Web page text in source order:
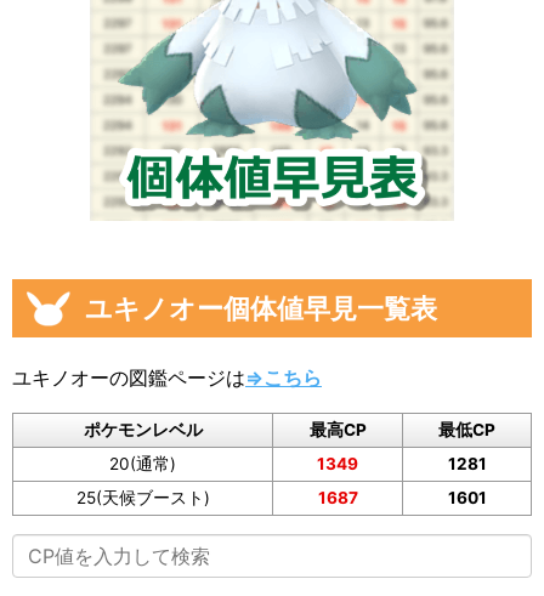
ユキノオー個体値早見一覧表
ユキノオーの図鑑ページは⇒こちら
ポケモンレベル 最高CP
最低CP
20(通常)
1349
1281
25(天候ブースト)
1687 1601